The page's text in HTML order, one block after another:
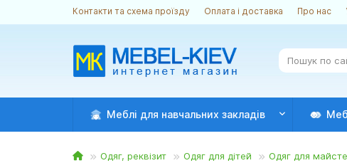
Контакти та схема проїзду Оплата і доставка Про нас
Меблі для навчальних закладів
Одяг, реквізит Одяг для дітей Одяг для